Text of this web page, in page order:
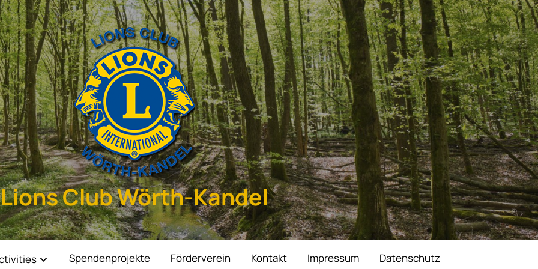
Lions Club Wörth-Kandel
Spendenprojekte Förderverein Kontakt Impressum Datenschutz